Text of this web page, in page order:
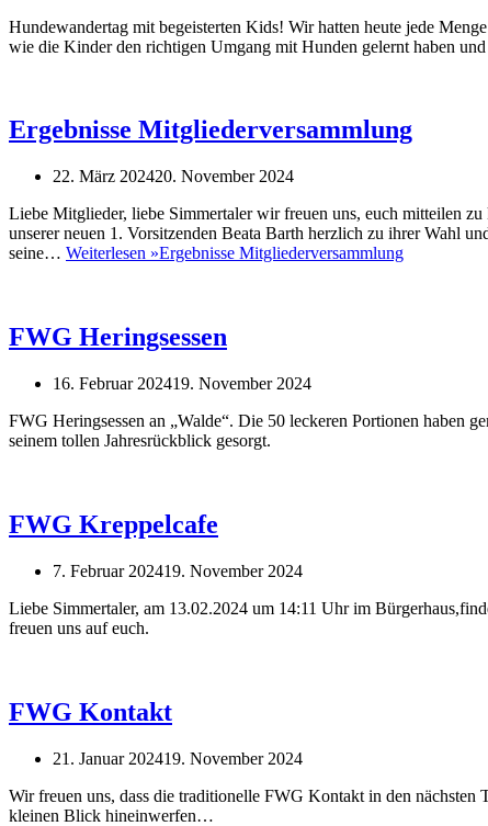
Hundewandertag mit begeisterten Kids! Wir hatten heute jede
wie die Kinder den richtigen Umgang mit Hunden gelernt haben
Ergebnisse Mitgliederversammlung
22. März 202420. November 2024
Liebe Mitglieder, liebe Simmertaler wir freuen uns, euch mitteilen
unserer neuen 1. Vorsitzenden Beata Barth herzlich zu ihrer Wahl
seine… Weiterlesen »Ergebnisse Mitgliederversammlung
FWG Heringsessen
16. Februar 202419. November 2024
FWG Heringsessen an „Walde“. Die 50 leckeren Portionen haben
seinem tollen Jahresrückblick gesorgt.
FWG Kreppelcafe
7. Februar 202419. November 2024
Liebe Simmertaler, am 13.02.2024 um 14:11 Uhr im
freuen uns auf euch.
FWG Kontakt
21. Januar 202419. November 2024
Wir freuen uns, dass die traditionelle FWG Kontakt in den
kleinen Blick hineinwerfen…